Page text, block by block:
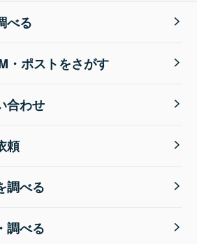
べる
・ポストをさがす
合わせ
頼
調べる
調べる